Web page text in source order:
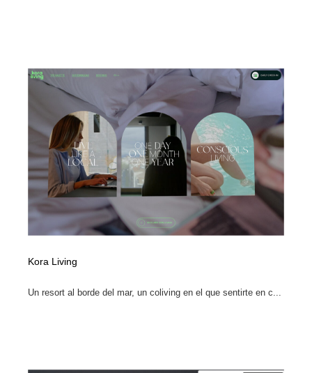
Kora Living
Un resort al borde del mar, un coliving en el que sentirte en c...